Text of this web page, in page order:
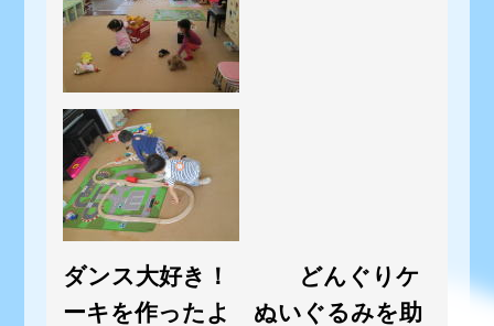
ダンス大好き！ どんぐりケ
ーキを作ったよ ぬいぐるみを助